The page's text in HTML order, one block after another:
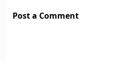
Post a Comment